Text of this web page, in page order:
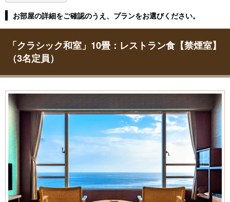
お部屋の詳細をご確認のうえ、プランをお選びください。
「クラシック和室」10畳：レストラン食【禁煙室】
（3名定員）